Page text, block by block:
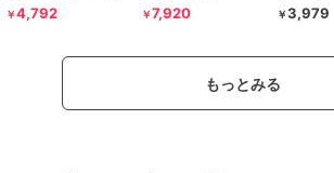
￥4,792 ￥7,920 ￥3,979
もっとみる